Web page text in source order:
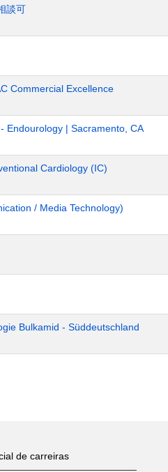
談可
Commercial Excellence
Endourology | Sacramento, CA
Cardiology (IC)
/ Media Technology)
Bulkamid - Süddeutschland
de carreiras